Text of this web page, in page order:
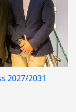
2027/2031